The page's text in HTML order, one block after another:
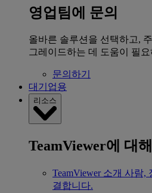
영업팀에 문의
올바른 솔루션을 선택하고,
그레이드하는 데 도움이 필
문의하기
대기업용
리소스
TeamViewer에 대
TeamViewer 소개 사람,
결합니다.